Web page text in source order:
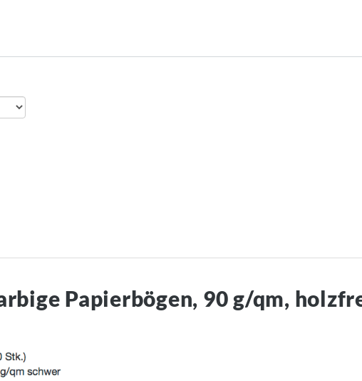
Papierbögen, 90 g/qm,